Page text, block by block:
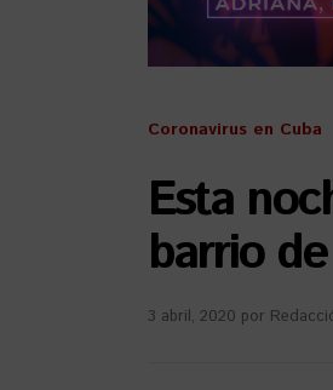
Coronavirus en Cuba
Esta
barrio
3 abril, 2020 por